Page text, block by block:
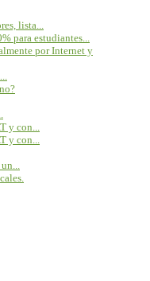
lista...
para estudiantes...
por Internet y
y con...
y con...